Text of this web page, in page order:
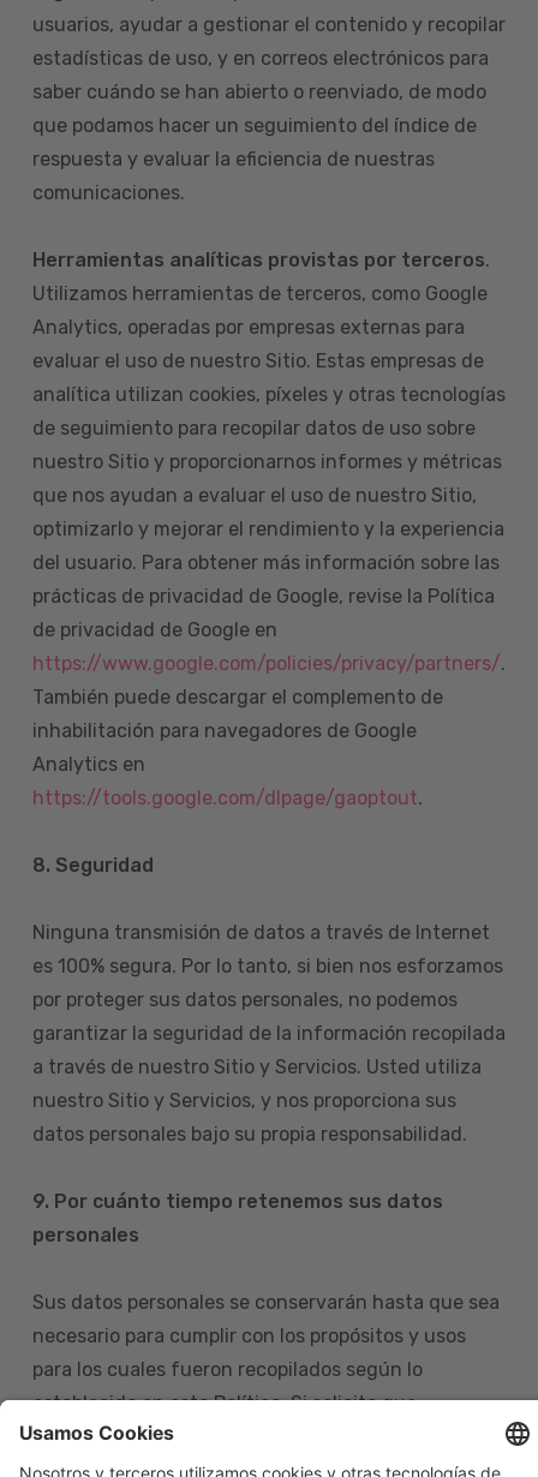
usuarios, ayudar a gestionar el contenido y recopilar
estadísticas de uso, y en correos electrónicos para
saber cuándo se han abierto o reenviado, de modo
que podamos hacer un seguimiento del índice de
respuesta y evaluar la eficiencia de nuestras
comunicaciones.
Herramientas analíticas provistas por terceros.
Utilizamos herramientas de terceros, como Google
Analytics, operadas por empresas externas para
evaluar el uso de nuestro Sitio. Estas empresas de
analítica utilizan cookies, píxeles y otras tecnologías
de seguimiento para recopilar datos de uso sobre
nuestro Sitio y proporcionarnos informes y métricas
que nos ayudan a evaluar el uso de nuestro Sitio,
optimizarlo y mejorar el rendimiento y la experiencia
del usuario. Para obtener más información sobre las
prácticas de privacidad de Google, revise la Política
de privacidad de Google en
https://www.google.com/policies/privacy/partners/.
También puede descargar el complemento de
inhabilitación para navegadores de Google
Analytics en
https://tools.google.com/dlpage/gaoptout.
8. Seguridad
Ninguna transmisión de datos a través de Internet
es 100% segura. Por lo tanto, si bien nos esforzamos
por proteger sus datos personales, no podemos
garantizar la seguridad de la información recopilada
a través de nuestro Sitio y Servicios. Usted utiliza
nuestro Sitio y Servicios, y nos proporciona sus
datos personales bajo su propia responsabilidad.
9. Por cuánto tiempo retenemos sus datos
personales
Sus datos personales se conservarán hasta que sea
necesario para cumplir con los propósitos y usos
para los cuales fueron recopilados según lo
establecido en esta Política. Si solicita que
eliminemos sus datos personales de nuestras bases
de datos, tenga en cuenta que igualmente